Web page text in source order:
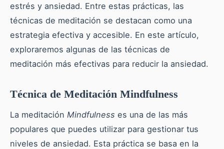
estrés y ansiedad. Entre estas prácticas, las
técnicas de meditación se destacan como una
estrategia efectiva y accesible. En este artículo,
exploraremos algunas de las técnicas de
meditación más efectivas para reducir la ansiedad.
Técnica de Meditación Mindfulness
La meditación Mindfulness es una de las más
populares que puedes utilizar para gestionar tus
niveles de ansiedad. Esta práctica se basa en la